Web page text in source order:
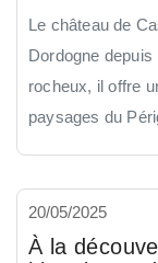
Le château de
Dordogne
rocheux, il offre
paysages du
20/05/2025
À la